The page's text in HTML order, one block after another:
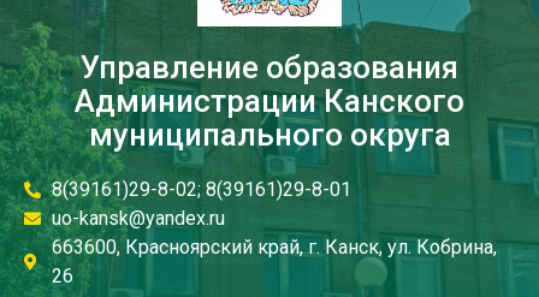
Управление образования
Администрации Канского
муниципального округа
8(39161)29-8-02; 8(39161)29-8-01
uo-kansk@yandex.ru
663600, Красноярский край, г. Канск, ул. Кобрина,
26